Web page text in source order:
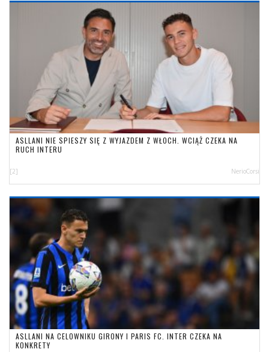
ASLLANI NIE SPIESZY SIĘ Z WYJAZDEM Z WŁOCH. WCIĄŻ CZEKA NA
RUCH INTERU
[2] NerioCorsi
ASLLANI NA CELOWNIKU GIRONY I PARIS FC. INTER CZEKA NA
KONKRETY